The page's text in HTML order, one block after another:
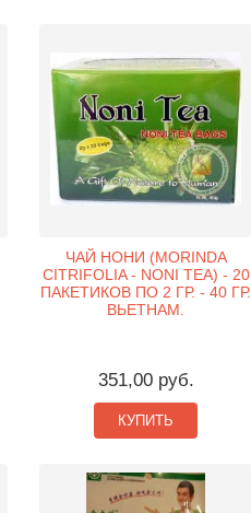
ЧАЙ НОНИ (MORINDA
CITRIFOLIA - NONI TEA) - 20
ПАКЕТИКОВ ПО 2 ГР. - 40 ГР.
ВЬЕТНАМ.
351,00 руб.
КУПИТЬ